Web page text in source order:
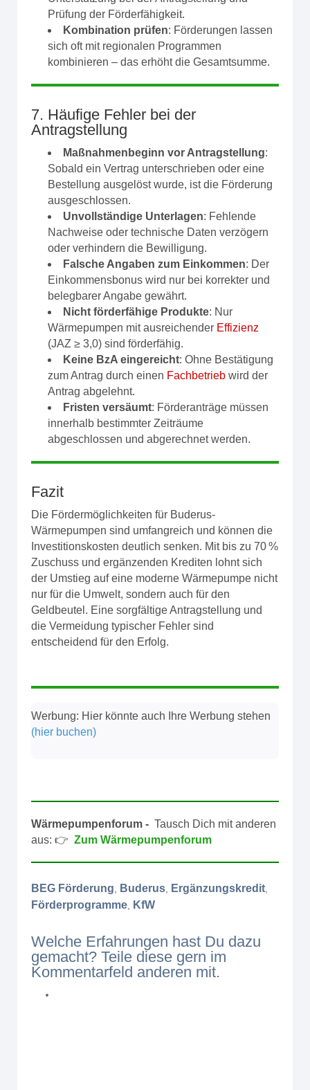
Prüfung der Förderfähigkeit.
Kombination prüfen: Förderungen lassen
sich oft mit regionalen Programmen
kombinieren – das erhöht die Gesamtsumme.
7. Häufige Fehler bei der
Antragstellung
Maßnahmenbeginn vor Antragstellung:
Sobald ein Vertrag unterschrieben oder eine
Bestellung ausgelöst wurde, ist die Förderung
ausgeschlossen.
Unvollständige Unterlagen: Fehlende
Nachweise oder technische Daten verzögern
oder verhindern die Bewilligung.
Falsche Angaben zum Einkommen: Der
Einkommensbonus wird nur bei korrekter und
belegbarer Angabe gewährt.
Nicht förderfähige Produkte: Nur
Wärmepumpen mit ausreichender Effizienz
(JAZ ≥ 3,0) sind förderfähig.
Keine BzA eingereicht: Ohne Bestätigung
zum Antrag durch einen Fachbetrieb wird der
Antrag abgelehnt.
Fristen versäumt: Förderanträge müssen
innerhalb bestimmter Zeiträume
abgeschlossen und abgerechnet werden.
Fazit
Die Fördermöglichkeiten für Buderus-
Wärmepumpen sind umfangreich und können die
Investitionskosten deutlich senken. Mit bis zu 70 %
Zuschuss und ergänzenden Krediten lohnt sich
der Umstieg auf eine moderne Wärmepumpe nicht
nur für die Umwelt, sondern auch für den
Geldbeutel. Eine sorgfältige Antragstellung und
die Vermeidung typischer Fehler sind
entscheidend für den Erfolg.
Werbung: Hier könnte auch Ihre Werbung stehen
(hier buchen)
Wärmepumpenforum - Tausch Dich mit anderen
aus: 👉 Zum Wärmepumpenforum
BEG Förderung Buderus Ergänzungskredit
Förderprogramme KfW
Welche Erfahrungen hast Du dazu
gemacht? Teile diese gern im
Kommentarfeld anderen mit.